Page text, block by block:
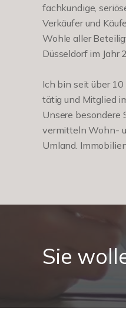
fachkundige,
Verkäufer und
Wohle aller
Düsseldorf im Jahr
Ich bin seit über
tätig und Mitglied
Unsere besondere
vermitteln Wohn-
Umland.
Sie